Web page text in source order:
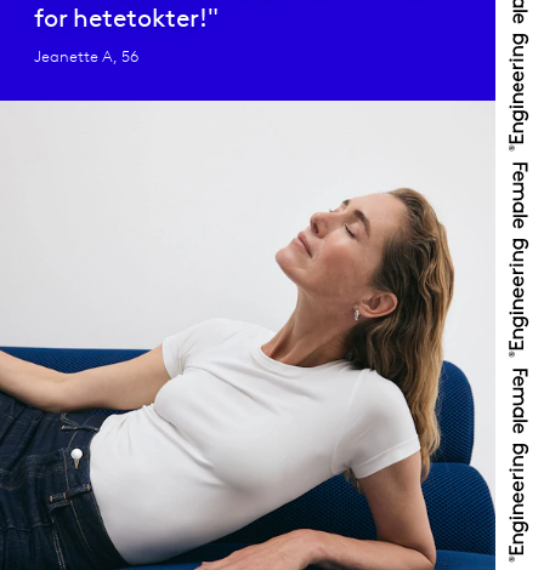
for hetetokter!"
Jeanette A, 56